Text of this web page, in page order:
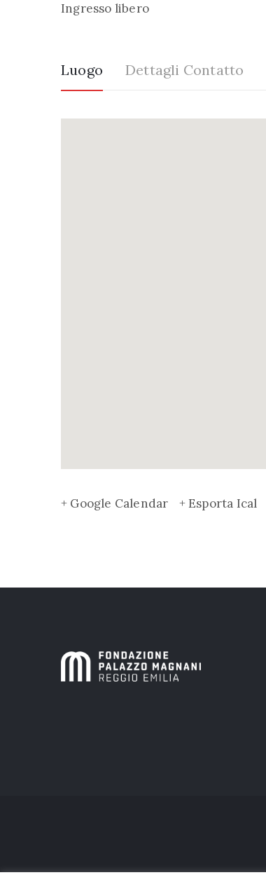
Ingresso libero
Luogo Dettagli Contatto
+ Google Calendar + Esporta Ical